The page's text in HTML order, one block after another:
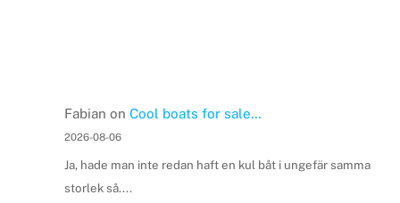
Fabian on Cool boats for sale…
2026-08-06
Ja, hade man inte redan haft en kul båt i ungefär samma
storlek så....